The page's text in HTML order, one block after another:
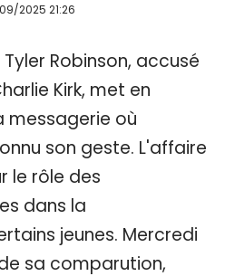
2025 21:26
Robinson, accusé
Kirk, met en
messagerie où
son geste. L'affaire
le rôle des
dans la
jeunes. Mercredi
sa comparution,